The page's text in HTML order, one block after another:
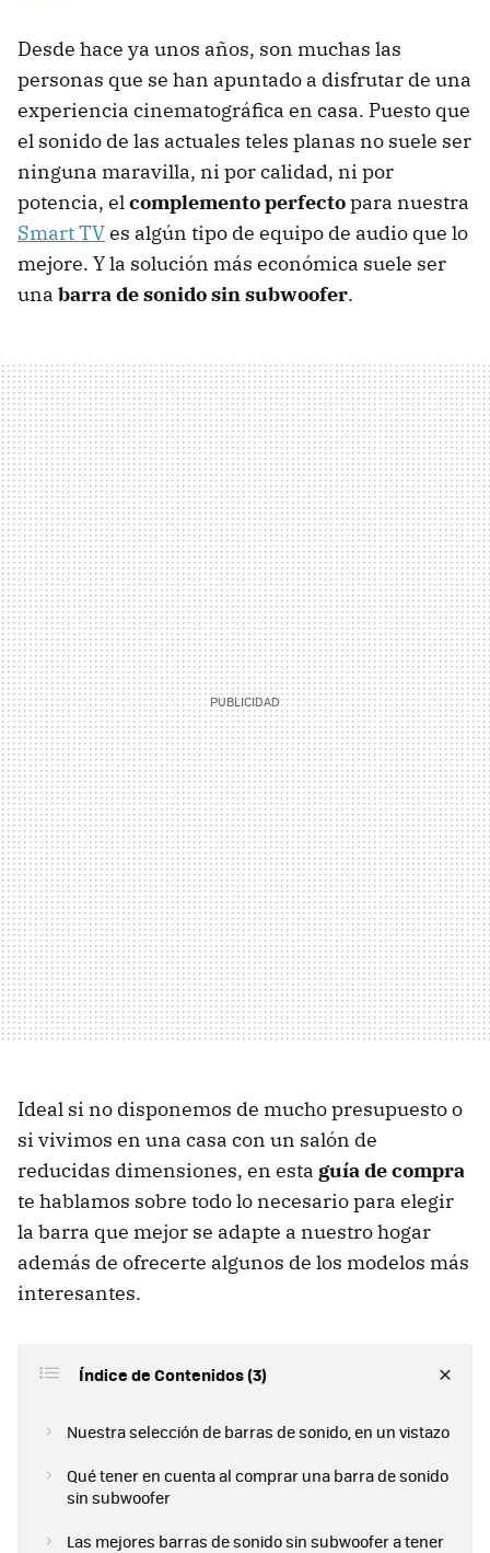
Desde hace ya unos años, son muchas las
personas que se han apuntado a disfrutar de una
experiencia cinematográfica en casa. Puesto que
el sonido de las actuales teles planas no suele ser
ninguna maravilla, ni por calidad, ni por
potencia, elcomplemento perfectopara nuestra
Smart TVes algún tipo de equipo de audio que lo
mejore. Y la solución más económica suele ser
una barra de sonido sin subwoofer.
Ideal si no disponemos de mucho presupuesto o
si vivimos en una casa con un salón de
reducidas dimensiones, en esta guía de compra
te hablamos sobre todo lo necesario para elegir
la barra que mejor se adapte a nuestro hogar
además de ofrecerte algunos de los modelos más
interesantes.
Índice de Contenidos (3)
Nuestra selección de barras de sonido, en un vistazo
Qué tener en cuenta al comprar una barra de sonido
sin subwoofer
Las mejores barras de sonido sin subwoofer a tener